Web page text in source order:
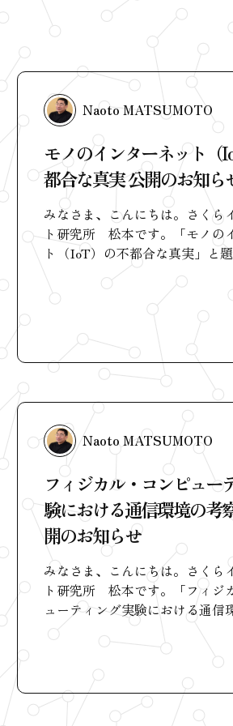
Naoto MATSUMOTO
モノのインターネット（
都合な真実 公開のお知ら
みなさま、こんにちは。さくら
ト研究所 松本です。「モノの
ト（IoT）の不都合な真実」と
Naoto MATSUMOTO
フィジカル・コンピュー
験における通信環境の考
開のお知らせ
みなさま、こんにちは。さくら
ト研究所 松本です。「フィジ
ューティング実験における通信